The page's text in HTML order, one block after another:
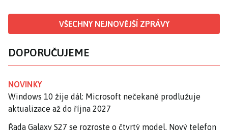
VŠECHNY NEJNOVĚJŠÍ ZPRÁVY
DOPORUČUJEME
NOVINKY
Windows 10 žije dál: Microsoft nečekaně prodlužuje
aktualizace až do října 2027
Řada Galaxy S27 se rozroste o čtvrtý model. Nový telefon